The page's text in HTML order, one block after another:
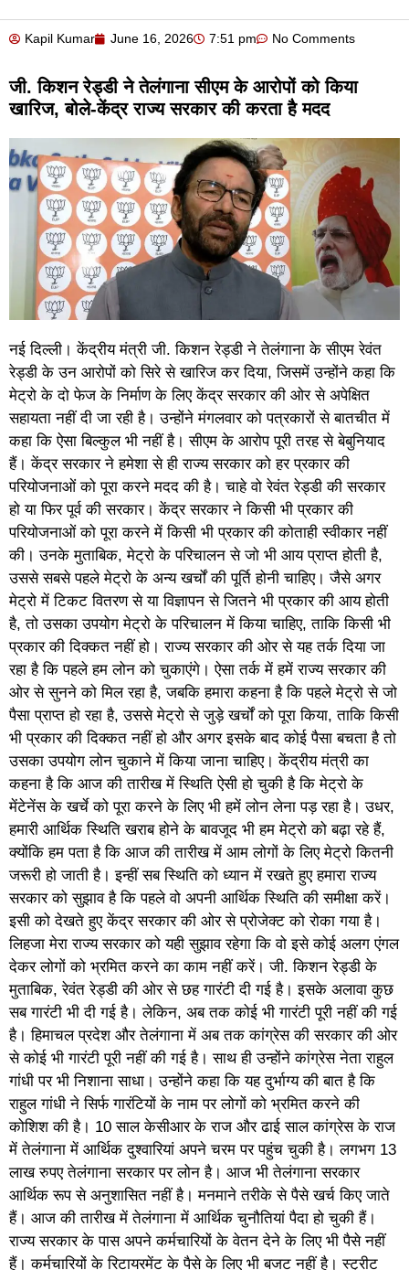
Kapil Kumar June 16, 2026 7:51 pm No Comments
जी. किशन रेड्डी ने तेलंगाना सीएम के आरोपों को किया
खारिज, बोले-केंद्र राज्य सरकार की करता है मदद
नई दिल्ली। केंद्रीय मंत्री जी. किशन रेड्डी ने तेलंगाना के सीएम रेवंत
रेड्डी के उन आरोपों को सिरे से खारिज कर दिया, जिसमें उन्होंने कहा कि
मेट्रो के दो फेज के निर्माण के लिए केंद्र सरकार की ओर से अपेक्षित
सहायता नहीं दी जा रही है। उन्होंने मंगलवार को पत्रकारों से बातचीत में
कहा कि ऐसा बिल्कुल भी नहीं है। सीएम के आरोप पूरी तरह से बेबुनियाद
हैं। केंद्र सरकार ने हमेशा से ही राज्य सरकार को हर प्रकार की
परियोजनाओं को पूरा करने मदद की है। चाहे वो रेवंत रेड्डी की सरकार
हो या फिर पूर्व की सरकार। केंद्र सरकार ने किसी भी प्रकार की
परियोजनाओं को पूरा करने में किसी भी प्रकार की कोताही स्वीकार नहीं
की। उनके मुताबिक, मेट्रो के परिचालन से जो भी आय प्राप्त होती है,
उससे सबसे पहले मेट्रो के अन्य खर्चों की पूर्ति होनी चाहिए। जैसे अगर
मेट्रो में टिकट वितरण से या विज्ञापन से जितने भी प्रकार की आय होती
है, तो उसका उपयोग मेट्रो के परिचालन में किया चाहिए, ताकि किसी भी
प्रकार की दिक्कत नहीं हो। राज्य सरकार की ओर से यह तर्क दिया जा
रहा है कि पहले हम लोन को चुकाएंगे। ऐसा तर्क में हमें राज्य सरकार की
ओर से सुनने को मिल रहा है, जबकि हमारा कहना है कि पहले मेट्रो से जो
पैसा प्राप्त हो रहा है, उससे मेट्रो से जुड़े खर्चों को पूरा किया, ताकि किसी
भी प्रकार की दिक्कत नहीं हो और अगर इसके बाद कोई पैसा बचता है तो
उसका उपयोग लोन चुकाने में किया जाना चाहिए। केंद्रीय मंत्री का
कहना है कि आज की तारीख में स्थिति ऐसी हो चुकी है कि मेट्रो के
मेंटेनेंस के खर्चे को पूरा करने के लिए भी हमें लोन लेना पड़ रहा है। उधर,
हमारी आर्थिक स्थिति खराब होने के बावजूद भी हम मेट्रो को बढ़ा रहे हैं,
क्योंकि हम पता है कि आज की तारीख में आम लोगों के लिए मेट्रो कितनी
जरूरी हो जाती है। इन्हीं सब स्थिति को ध्यान में रखते हुए हमारा राज्य
सरकार को सुझाव है कि पहले वो अपनी आर्थिक स्थिति की समीक्षा करें।
इसी को देखते हुए केंद्र सरकार की ओर से प्रोजेक्ट को रोका गया है।
लिहजा मेरा राज्य सरकार को यही सुझाव रहेगा कि वो इसे कोई अलग एंगल
देकर लोगों को भ्रमित करने का काम नहीं करें। जी. किशन रेड्डी के
मुताबिक, रेवंत रेड्डी की ओर से छह गारंटी दी गई है। इसके अलावा कुछ
सब गारंटी भी दी गई है। लेकिन, अब तक कोई भी गारंटी पूरी नहीं की गई
है। हिमाचल प्रदेश और तेलंगाना में अब तक कांग्रेस की सरकार की ओर
से कोई भी गारंटी पूरी नहीं की गई है। साथ ही उन्होंने कांग्रेस नेता राहुल
गांधी पर भी निशाना साधा। उन्होंने कहा कि यह दुर्भाग्य की बात है कि
राहुल गांधी ने सिर्फ गारंटियों के नाम पर लोगों को भ्रमित करने की
कोशिश की है। 10 साल केसीआर के राज और ढाई साल कांग्रेस के राज
में तेलंगाना में आर्थिक दुश्वारियां अपने चरम पर पहुंच चुकी है। लगभग 13
लाख रुपए तेलंगाना सरकार पर लोन है। आज भी तेलंगाना सरकार
आर्थिक रूप से अनुशासित नहीं है। मनमाने तरीके से पैसे खर्च किए जाते
हैं। आज की तारीख में तेलंगाना में आर्थिक चुनौतियां पैदा हो चुकी हैं।
राज्य सरकार के पास अपने कर्मचारियों के वेतन देने के लिए भी पैसे नहीं
हैं। कर्मचारियों के रिटायरमेंट के पैसे के लिए भी बजट नहीं है। स्ट्रीट